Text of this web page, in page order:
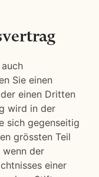
Sie einen
einen Dritten
wird in der
sich gegenseitig
grössten Teil
wenn der
einer